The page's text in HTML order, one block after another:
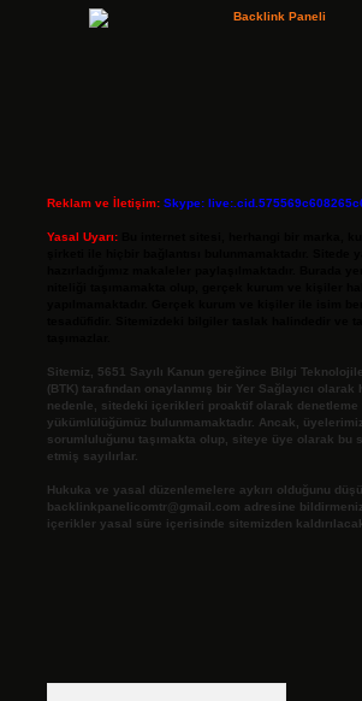
Reklam ve İletişim: Skype:
Yasal Uyarı:
Sitemiz, 5651 Sayılı Kanun gereğince Bilgi
(BTK) tarafından onaylanmış bir Yer Sağlayıcı
nedenle, sitedeki içerikleri proaktif olarak denetleme
yükümlülüğümüz bulunmamaktadır. Ancak,
sorumluluğunu taşımakta olup, siteye üye olarak bu
etmiş sayılırlar.
Hukuka ve yasal düzenlemelere aykırı olduğunu
backlinkpanelicomtr@gmail.com adresine
içerikler yasal süre içerisinde sitemizden